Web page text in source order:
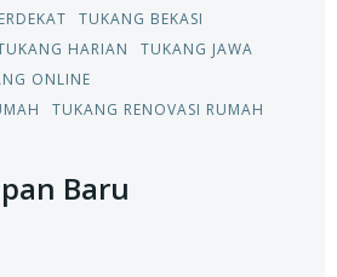
TUKANG BEKASI
HARIAN
TUKANG JAWA
ONLINE
TUKANG RENOVASI RUMAH
Baru